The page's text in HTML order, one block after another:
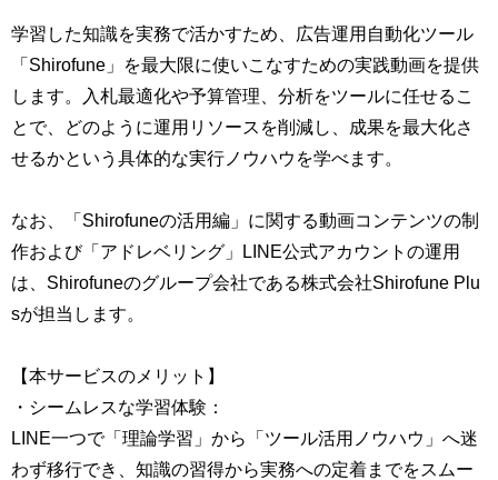
学習した知識を実務で活かすため、広告運用自動化ツール
「Shirofune」を最大限に使いこなすための実践動画を提供
します。入札最適化や予算管理、分析をツールに任せるこ
とで、どのように運用リソースを削減し、成果を最大化さ
せるかという具体的な実行ノウハウを学べます。
なお、「Shirofuneの活用編」に関する動画コンテンツの制
作および「アドレベリング」LINE公式アカウントの運用
は、Shirofuneのグループ会社である株式会社Shirofune Plu
sが担当します。
【本サービスのメリット】
・シームレスな学習体験：
LINE一つで「理論学習」から「ツール活用ノウハウ」へ迷
わず移行でき、知識の習得から実務への定着までをスムー